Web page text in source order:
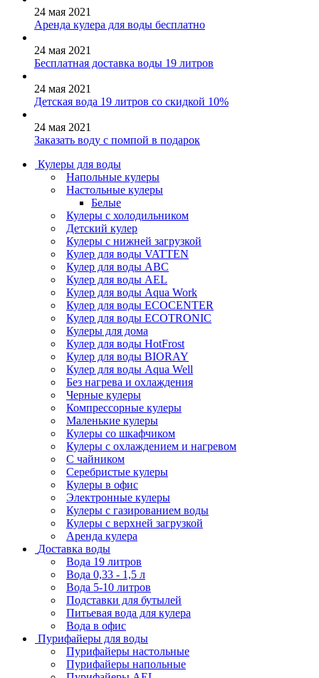
24 мая 2021
Аренда кулера для воды бесплатно
24 мая 2021
Бесплатная доставка воды 19 литров
24 мая 2021
Детская вода 19 литров со скидкой 10%
24 мая 2021
Заказать воду с помпой в подарок
Кулеры для воды
Напольные кулеры
Настольные кулеры
Белые
Кулеры с холодильником
Детский кулер
Кулеры с нижней загрузкой
Кулер для воды VATTEN
Кулер для воды ABC
Кулер для воды AEL
Кулер для воды Aqua Work
Кулер для воды ECOCENTER
Кулер для воды ECOTRONIC
Кулеры для дома
Кулер для воды HotFrost
Кулер для воды BIORAY
Кулер для воды Aqua Well
Без нагрева и охлаждения
Черные кулеры
Компрессорные кулеры
Маленькие кулеры
Кулеры со шкафчиком
Кулеры с охлаждением и нагревом
С чайником
Серебристые кулеры
Кулеры в офис
Электронные кулеры
Кулеры с газированием воды
Кулеры с верхней загрузкой
Аренда кулера
Доставка воды
Вода 19 литров
Вода 0,33 - 1,5 л
Вода 5-10 литров
Подставки для бутылей
Питьевая вода для кулера
Вода в офис
Пурифайеры для воды
Пурифайеры настольные
Пурифайеры напольные